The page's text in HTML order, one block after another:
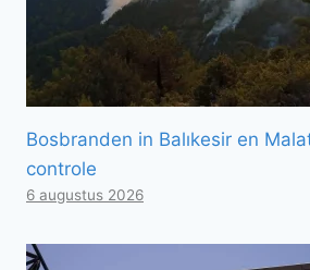
Bosbranden in Balıkesir en
controle
6 augustus 2026